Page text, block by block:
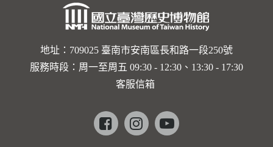
地址：709025 臺南市安南區長和路一段250號
服務時段：周一至周五 09:30 - 12:30、13:30 - 17:30
客服信箱
Facebookinstagramyoutube